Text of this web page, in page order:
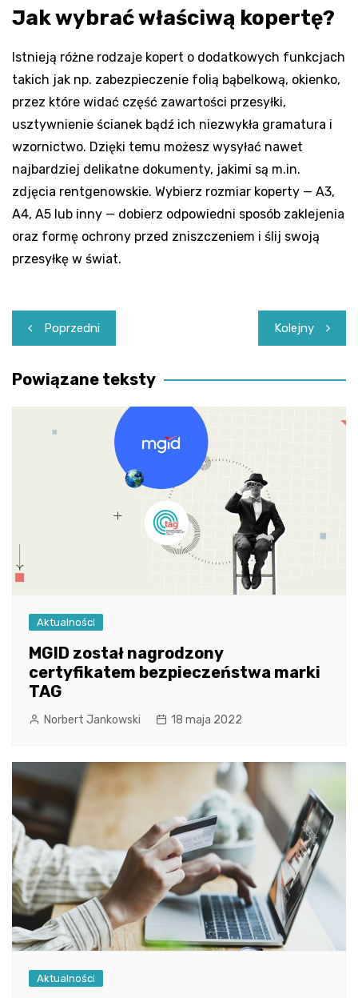
Jak wybrać właściwą kopertę?
Istnieją różne rodzaje kopert o dodatkowych funkcjach
takich jak np. zabezpieczenie folią bąbelkową, okienko,
przez które widać część zawartości przesyłki,
usztywnienie ścianek bądź ich niezwykła gramatura i
wzornictwo. Dzięki temu możesz wysyłać nawet
najbardziej delikatne dokumenty, jakimi są m.in.
zdjęcia rentgenowskie. Wybierz rozmiar koperty — A3,
A4, A5 lub inny — dobierz odpowiedni sposób zaklejenia
oraz formę ochrony przed zniszczeniem i ślij swoją
przesyłkę w świat.
Nawigacja
wpisu
Poprzedni Kolejny
Powiązane teksty
Aktualności
MGID został nagrodzony
certyfikatem bezpieczeństwa marki
TAG
Norbert Jankowski 18 maja 2022
Aktualności